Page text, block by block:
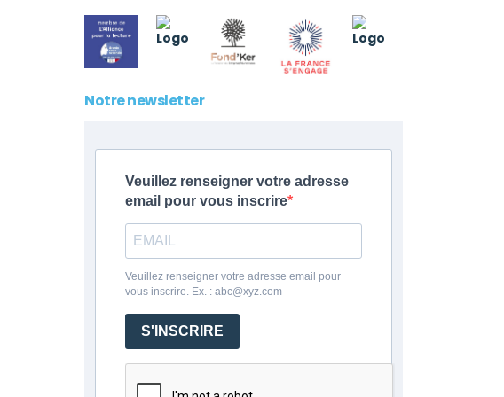
Notre newsletter
Veuillez renseigner votre adresse
email pour vous inscrire
Veuillez renseigner votre adresse email pour
vous inscrire. Ex. : abc@xyz.com
S'INSCRIRE